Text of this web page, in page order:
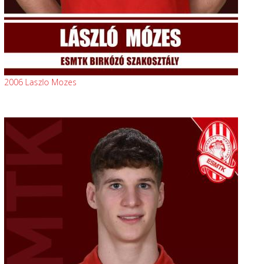
2006 Laszlo Mozes